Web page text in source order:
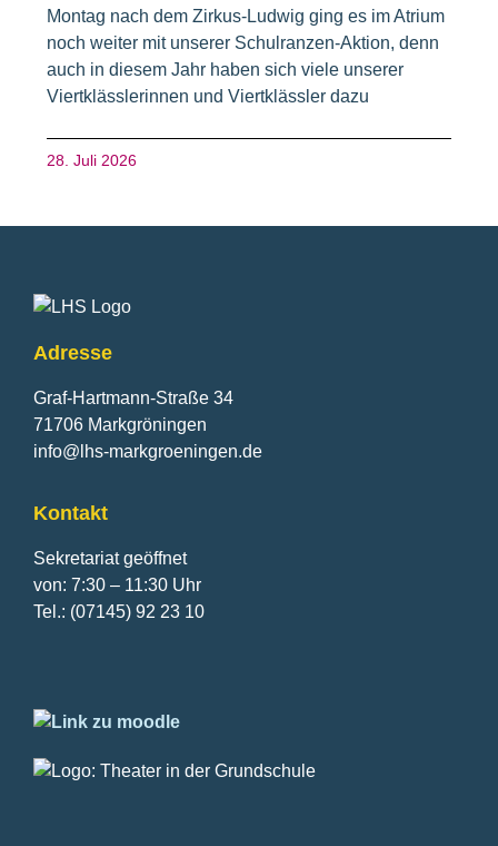
Montag nach dem Zirkus-Ludwig ging es im Atrium
noch weiter mit unserer Schulranzen-Aktion, denn
auch in diesem Jahr haben sich viele unserer
Viertklässlerinnen und Viertklässler dazu
28. Juli 2026
Fusszeile
Adresse
Graf-Hartmann-Straße 34
71706 Markgröningen
info@lhs-markgroeningen.de
Kontakt
Sekretariat geöffnet
von: 7:30 – 11:30 Uhr
Tel.: (07145) 92 23 10